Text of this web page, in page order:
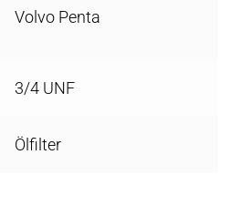
Volvo Penta
3/4 UNF
Ölfilter